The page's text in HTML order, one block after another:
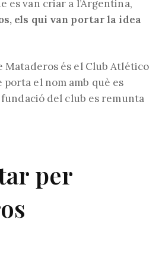
es van criar a l’Argentina,
els qui van portar la idea
Mataderos és el Club Atlético
porta el nom amb què es
fundació del club es remunta
per